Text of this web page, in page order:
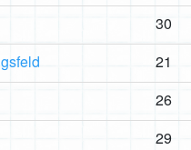
30
21
26
29